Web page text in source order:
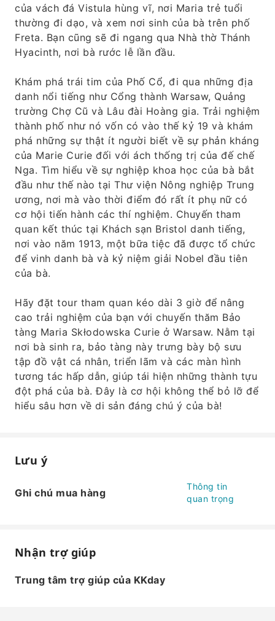
của vách đá Vistula hùng vĩ, nơi Maria trẻ tuổi
thường đi dạo, và xem nơi sinh của bà trên phố
Freta. Bạn cũng sẽ đi ngang qua Nhà thờ Thánh
Hyacinth, nơi bà rước lễ lần đầu.
Khám phá trái tim của Phố Cổ, đi qua những địa
danh nổi tiếng như Cổng thành Warsaw, Quảng
trường Chợ Cũ và Lâu đài Hoàng gia. Trải nghiệm
thành phố như nó vốn có vào thế kỷ 19 và khám
phá những sự thật ít người biết về sự phản kháng
của Marie Curie đối với ách thống trị của đế chế
Nga. Tìm hiểu về sự nghiệp khoa học của bà bắt
đầu như thế nào tại Thư viện Nông nghiệp Trung
ương, nơi mà vào thời điểm đó rất ít phụ nữ có
cơ hội tiến hành các thí nghiệm. Chuyến tham
quan kết thúc tại Khách sạn Bristol danh tiếng,
nơi vào năm 1913, một bữa tiệc đã được tổ chức
để vinh danh bà và kỷ niệm giải Nobel đầu tiên
của bà.
Hãy đặt tour tham quan kéo dài 3 giờ để nâng
cao trải nghiệm của bạn với chuyến thăm Bảo
tàng Maria Skłodowska Curie ở Warsaw. Nằm tại
nơi bà sinh ra, bảo tàng này trưng bày bộ sưu
tập đồ vật cá nhân, triển lãm và các màn hình
tương tác hấp dẫn, giúp tái hiện những thành tựu
đột phá của bà. Đây là cơ hội không thể bỏ lỡ để
hiểu sâu hơn về di sản đáng chú ý của bà!
Lưu ý
Ghi chú mua hàng
Thông tin
quan trọng
Nhận trợ giúp
Trung tâm trợ giúp của KKday